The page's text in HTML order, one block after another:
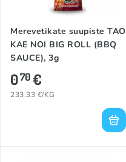
Merevetikate suupiste TAO
KAE NOI BIG ROLL (BBQ
SAUCE), 3g
070€
233.33 €/KG